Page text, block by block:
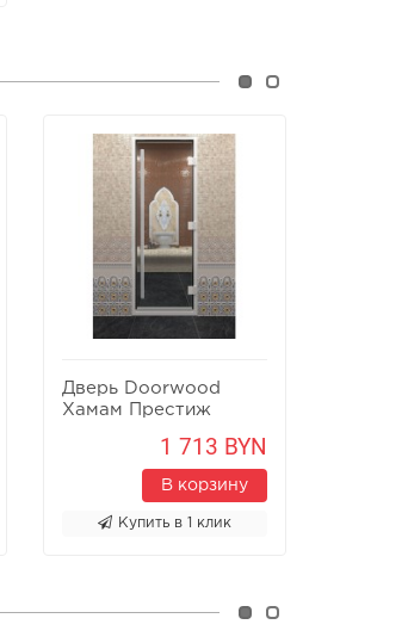
Дверь Doorwood
Хамам Престиж
1 713 BYN
В корзину
Купить в 1 клик